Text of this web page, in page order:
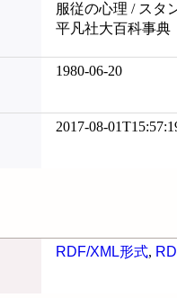
服従の心理 / スタ
平凡社大百科事典
1980-06-20
2017-08-
RDF/XML形式,